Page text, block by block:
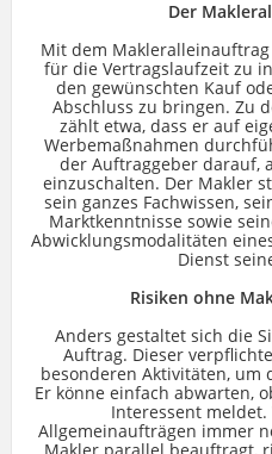
Der
Mit dem
für die Vertragslaufzeit zu
den gewünschten Kauf
Abschluss zu bringen. Zu
zählt etwa, dass er auf
Werbemaßnahmen
der Auftraggeber darauf,
einzuschalten. Der Makler
sein ganzes Fachwissen,
Marktkenntnisse sowie
Abwicklungsmodalitäten
Dienst
Risiken ohne
Anders gestaltet sich die
Auftrag. Dieser
besonderen Aktivitäten, um
Er könne einfach abwarten,
Interessent meldet.
Allgemeinaufträgen immer